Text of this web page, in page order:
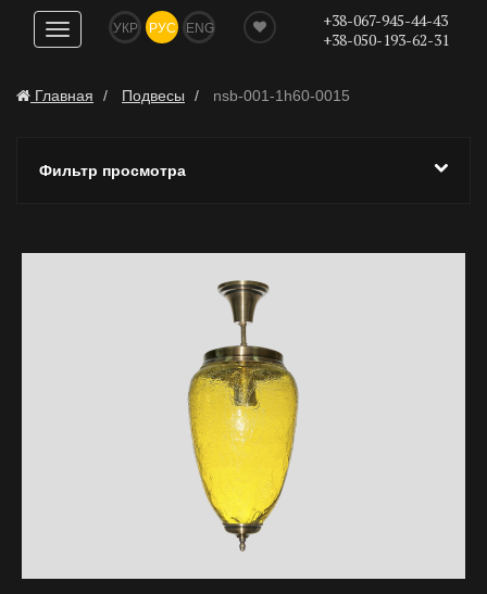
Показать
навигацию
УКР РУС ENG
+38-067-945-44-43
+38-050-193-62-31
Главная Подвесы nsb-001-1h60-0015
Фильтр просмотра